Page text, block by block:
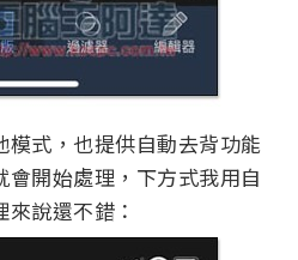
式，也提供自動去背功能
會開始處理，下方式我用自
說還不錯：